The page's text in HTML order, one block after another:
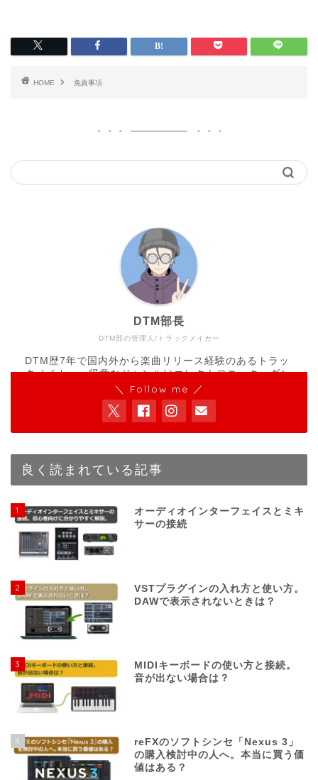
HOME 免責事項
DTM部の管理人/トラックメイカー
DTM部長
DTM歴7年で国内外から楽曲リリース経験のあるトラッ
クメイカー。得意なジャンルはエレクトロニック、ダン
ス、アンビエント。LIVE SETやDJなど、現場での経験
実績もあり。これまでの音楽活動を通して得た知識をも
とにDTMerに有益な情報を発信します。
＼ Follow me ／
良く読まれている記事
1
オーディオインターフェイスとミキ
サーの接続
2
VSTプラグインの入れ方と使い方。
DAWで表示されないときは？
3
MIDIキーボードの使い方と接続。
音が出ない場合は？
4
reFXのソフトシンセ「Nexus 3」
の購入検討中の人へ。本当に買う価
値はある？